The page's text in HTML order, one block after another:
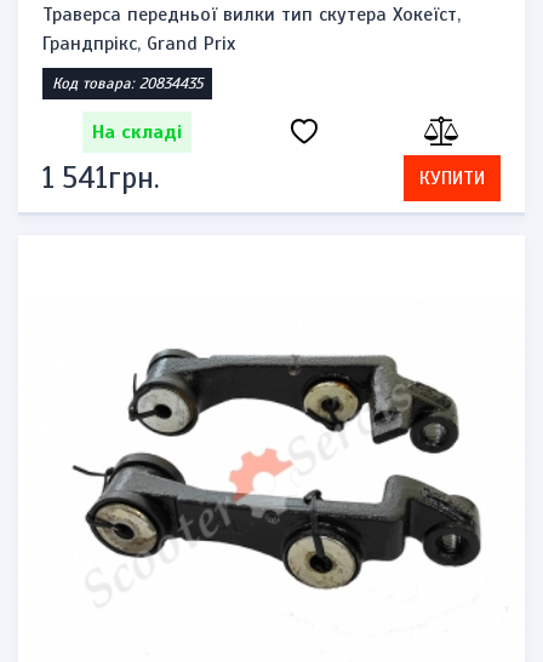
Траверса передньої вилки тип скутера Хокеїст,
Грандпрікс, Grand Prix
Код товара: 20834435
На складі
1 541грн. КУПИТИ